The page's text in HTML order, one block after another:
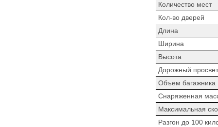
Количество мест
Кол-во дверей
Длина
Ширина
Высота
Дорожный просвет
Объем багажника
Снаряженная
Максимальная
Разгон до 100